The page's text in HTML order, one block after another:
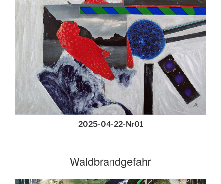
2025-04-22-Nr01
Waldbrandgefahr